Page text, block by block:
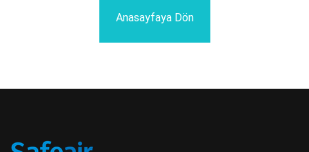
Anasayfaya Dön